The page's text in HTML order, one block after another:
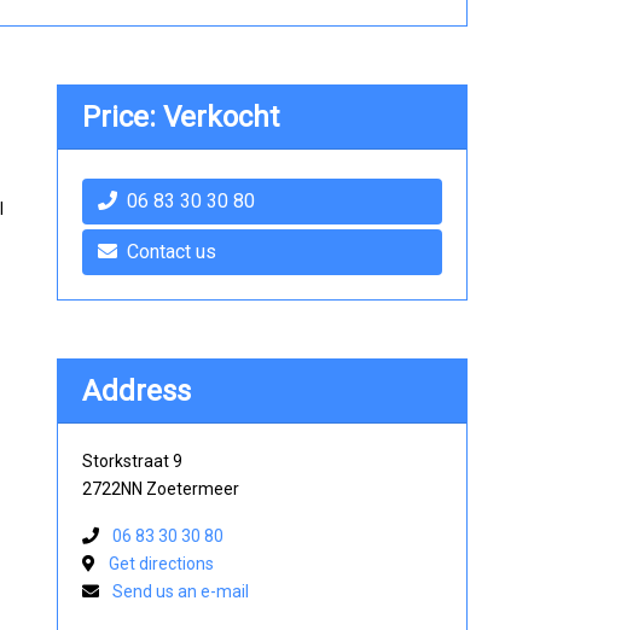
Price: Verkocht
06 83 30 30 80
Contact us
Address
Storkstraat 9
2722NN Zoetermeer
06 83 30 30 80
Get directions
Send us an e-mail